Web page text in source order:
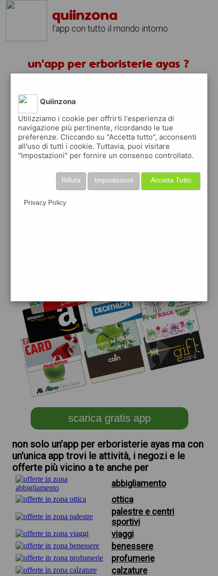
quiinzona
l'app con tutto il mondo intorno
un'app per erboristerie ayas ?
quiinzona è una app
gratuita
che ti aiuta se cerchi 'un'app per
erboristerie ayas ? ' e che ti premia ogni
volta che la usi
raccogli punti da convertire inbuoni sconto
o gift card
per fare la spesa, fare
scarica gratis app
non solo un'app per erboristerie ayas ma con
un'unica app trovi le attività, i negozi e le
offerte più vicino a te anche per
abbigliamento
ottica
palestre e centri
sportivi
viaggi
benessere
profumerie
calzature
Quiinzona
Utilizziamo i cookie per offrirti l'esperienza di
navigazione più pertinente, ricordando le tue
preferenze. Cliccando su "Accetta tutto", acconsenti
all'uso di tutti i cookie. Tuttavia, puoi visitare
"Impostazioni" per fornire un consenso controllato.
Accetta Tutto
Impostazioni
Rifiuta
Privacy Policy